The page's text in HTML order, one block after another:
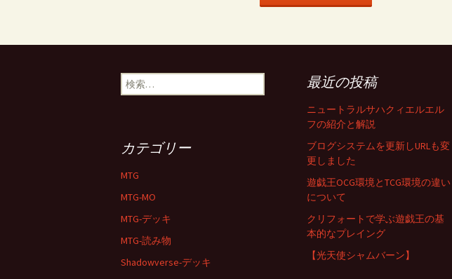
検
索:
最近の投稿
ニュートラルサハクィエルエル
フの紹介と解説
ブログシステムを更新しURLも変
更しました
遊戯王OCG環境とTCG環境の違い
について
クリフォートで学ぶ遊戯王の基
本的なプレイング
【光天使シャムバーン】
カテゴリー
MTG
MTG-MO
MTG-デッキ
MTG-読み物
Shadowverse-デッキ